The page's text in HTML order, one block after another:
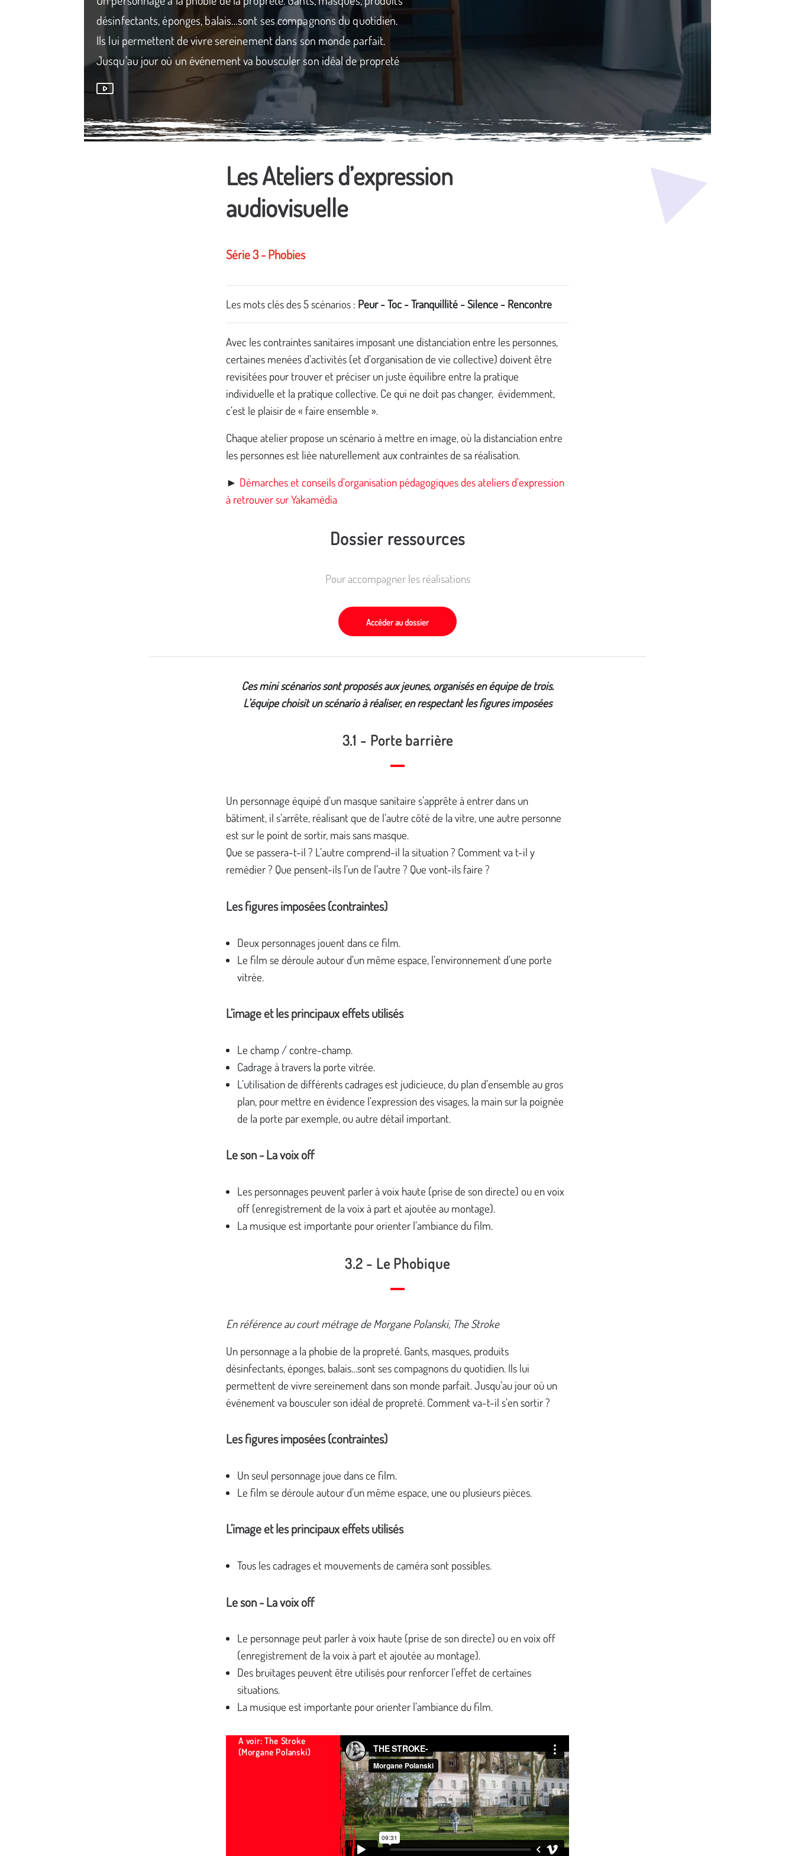
désinfectants, éponges, balais…sont ses compagnons du quotidien.
Ils lui permettent de vivre sereinement dans son monde parfait.
Jusqu’au jour où un événement va bousculer son idéal de propreté
Les Ateliers d’expression
audiovisuelle
Série 3 - Phobies
Les mots clés des 5 scénarios : Peur - Toc - Tranquillité - Silence - Rencontre
Avec les contraintes sanitaires imposant une distanciation entre les personnes,
certaines menées d’activités (et d’organisation de vie collective) doivent être
revisitées pour trouver et préciser un juste équilibre entre la pratique
individuelle et la pratique collective. Ce qui ne doit pas changer, évidemment,
c’est le plaisir de « faire ensemble ».
Chaque atelier propose un scénario à mettre en image, où la distanciation entre
les personnes est liée naturellement aux contraintes de sa réalisation.
► Démarches et conseils d’organisation pédagogiques des ateliers d’expression
à retrouver sur Yakamédia
Dossier ressources
Pour accompagner les réalisations
Accéder au dossier
Ces mini scénarios sont proposés aux jeunes, organisés en équipe de trois.
L’équipe choisit un scénario à réaliser, en respectant les figures imposées
3.1 - Porte barrière
Un personnage équipé d’un masque sanitaire s’apprête à entrer dans un
bâtiment, il s’arrête, réalisant que de l’autre côté de la vitre, une autre personne
est sur le point de sortir, mais sans masque.
Que se passera-t-il ? L’autre comprend-il la situation ? Comment va t-il y
remédier ? Que pensent-ils l’un de l’autre ? Que vont-ils faire ?
Les figures imposées (contraintes)
Deux personnages jouent dans ce film.
Le film se déroule autour d’un même espace, l’environnement d’une porte
vitrée.
L’image et les principaux effets utilisés
Le champ / contre-champ.
Cadrage à travers la porte vitrée.
L’utilisation de différents cadrages est judicieuce, du plan d’ensemble au gros
plan, pour mettre en évidence l’expression des visages, la main sur la poignée
de la porte par exemple, ou autre détail important.
Le son - La voix off
Les personnages peuvent parler à voix haute (prise de son directe) ou en voix
off (enregistrement de la voix à part et ajoutée au montage).
La musique est importante pour orienter l’ambiance du film.
3.2 - Le Phobique
En référence au court métrage de Morgane Polanski, The Stroke
Un personnage a la phobie de la propreté. Gants, masques, produits
désinfectants, éponges, balais…sont ses compagnons du quotidien. Ils lui
permettent de vivre sereinement dans son monde parfait. Jusqu’au jour où un
événement va bousculer son idéal de propreté. Comment va-t-il s’en sortir ?
Les figures imposées (contraintes)
Un seul personnage joue dans ce film.
Le film se déroule autour d’un même espace, une ou plusieurs pièces.
L’image et les principaux effets utilisés
Tous les cadrages et mouvements de caméra sont possibles.
Le son - La voix off
Le personnage peut parler à voix haute (prise de son directe) ou en voix off
(enregistrement de la voix à part et ajoutée au montage).
Des bruitages peuvent être utilisés pour renforcer l’effet de certaines
situations.
La musique est importante pour orienter l’ambiance du film.
A voir: The Stroke
(Morgane Polanski)